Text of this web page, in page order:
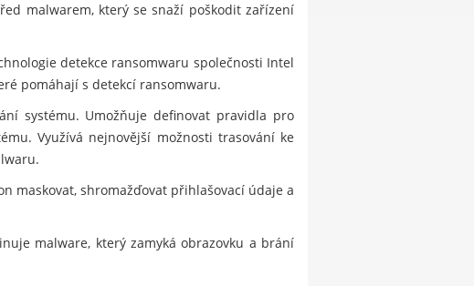
malwarem, který se snaží poškodit zařízení
detekce ransomwaru společnosti Intel
pomáhají s detekcí ransomwaru.
systému. Umožňuje definovat pravidla pro
Využívá nejnovější možnosti trasování ke
maskovat, shromažďovat přihlašovací údaje a
malware, který zamyká obrazovku a brání